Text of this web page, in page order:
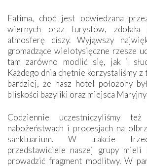
Fatima, choć jest odwiedzana
wiernych oraz turystów, zdołała
atmosferę ciszy. Wyjąwszy
gromadzące wielotysięczne rzesze
tam zarówno modlić się, jak i
Każdego dnia chętnie korzystaliśmy
bardziej, że nasz hotel położony
bliskości bazyliki oraz miejsca
Codziennie uczestniczyliśmy
nabożeństwach i procesjach na
sanktuarium. W trakcie
przedstawiciele naszej grupy mieli
prowadzić fragment modlitwy. W